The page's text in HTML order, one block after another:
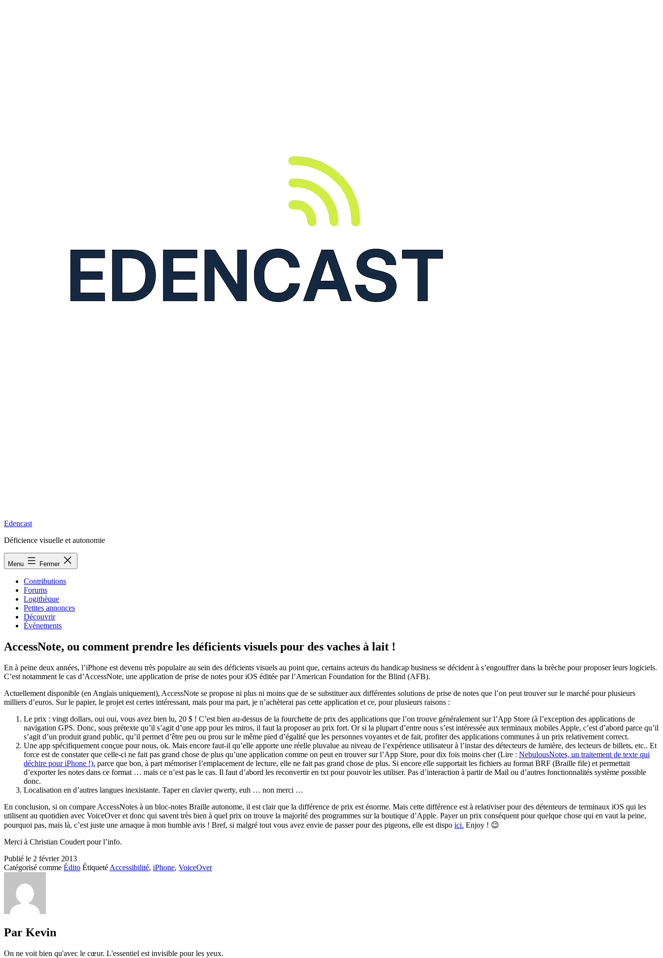
Edencast
Déficience visuelle et autonomie
Menu Fermer
Contributions
Forums
Logithèque
Petites annonces
Découvrir
Événements
AccessNote, ou comment prendre les déficients visuels pour des vaches à lait !
En à peine deux années, l’iPhone est devenu très populaire au sein des déficients visuels au point que, certains acteurs du handicap business se décident à s’engouffrer dans la brèche pour proposer leurs logiciels.
C’est notamment le cas d’AccessNote, une application de prise de notes pour iOS éditée par l’American Foundation for the Blind (AFB).
Actuellement disponible (en Anglais uniquement), AccessNote se propose ni plus ni moins que de se substituer aux différentes solutions de prise de notes que l’on peut trouver sur le marché pour plusieurs
milliers d’euros. Sur le papier, le projet est certes intéressant, mais pour ma part, je n’achèterai pas cette application et ce, pour plusieurs raisons :
Le prix : vingt dollars, oui oui, vous avez bien lu, 20 $ ! C’est bien au-dessus de la fourchette de prix des applications que l’on trouve généralement sur l’App Store (à l’exception des applications de
navigation GPS. Donc, sous prétexte qu’il s’agit d’une app pour les miros, il faut la proposer au prix fort. Or si la plupart d’entre nous s’est intéressée aux terminaux mobiles Apple, c’est d’abord parce qu’il
s’agit d’un produit grand public, qu’il permet d’être peu ou prou sur le même pied d’égalité que les personnes voyantes et de fait, profiter des applications communes à un prix relativement correct.
Une app spécifiquement conçue pour nous, ok. Mais encore faut-il qu’elle apporte une réelle pluvalue au niveau de l’expérience utilisateur à l’instar des détecteurs de lumière, des lecteurs de billets, etc.. Et
force est de constater que celle-ci ne fait pas grand chose de plus qu’une application comme on peut en trouver sur l’App Store, pour dix fois moins cher (Lire : NebulousNotes, un traitement de texte qui
déchire pour iPhone !). parce que bon, à part mémoriser l’emplacement de lecture, elle ne fait pas grand chose de plus. Si encore elle supportait les fichiers au format BRF (Braille file) et permettait
d’exporter les notes dans ce format … mais ce n’est pas le cas. Il faut d’abord les reconvertir en txt pour pouvoir les utiliser. Pas d’interaction à partir de Mail ou d’autres fonctionnalités système possible
donc.
Localisation en d’autres langues inexistante. Taper en clavier qwerty, euh … non merci …
En conclusion, si on compare AccessNotes à un bloc-notes Braille autonome, il est clair que la différence de prix est énorme. Mais cette différence est à relativiser pour des détenteurs de terminaux iOS qui les
utilisent au quotidien avec VoiceOver et donc qui savent très bien à quel prix on trouve la majorité des programmes sur la boutique d’Apple. Payer un prix conséquent pour quelque chose qui en vaut la peine,
pourquoi pas, mais là, c’est juste une arnaque à mon humble avis ! Bref, si malgré tout vous avez envie de passer pour des pigeons, elle est dispo ici. Enjoy ! 😉
Merci à Christian Coudert pour l’info.
Publié le 2 février 2013
Catégorisé comme Édito Étiqueté Accessibilité, iPhone, VoiceOver
Par Kevin
On ne voit bien qu'avec le cœur. L'essentiel est invisible pour les yeux.